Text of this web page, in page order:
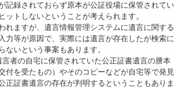
記録されておらず原本が公証役場に保管されてい
ットしないということが考えられます。
れますが、遺言情報管理システムに遺言に関する
力等が原因で、実際には遺言が存在したが検索に
ないという事案もあります。
者の自宅に保管されていた公正証書遺言の謄本
付を受たもの）やそのコピーなどが自宅等で発見
正証書遺言の存在が判明するということもありま